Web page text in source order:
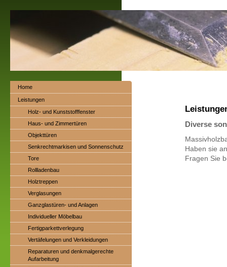
Diverse
Haben sie
Fragen Sie
Home
Leistungen
Holz- und Kunststofffenster
Haus- und Zimmertüren
Objekttüren
Senkrechtmarkisen und Sonnenschutz
Tore
Rollladenbau
Holztreppen
Verglasungen
Ganzglastüren- und Anlagen
Individueller Möbelbau
Fertigparkettverlegung
Vertäfelungen und Verkleidungen
Reparaturen und denkmalgerechte
Aufarbeitung